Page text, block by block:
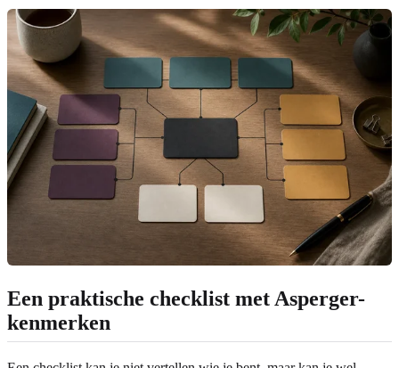
Een praktische checklist met Asperger-
kenmerken